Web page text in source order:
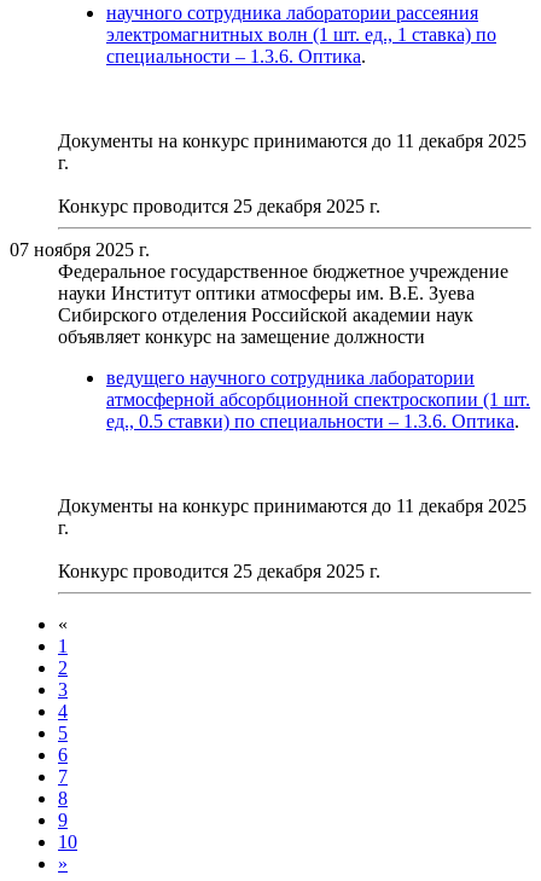
научного сотрудника лаборатории рассеяния
электромагнитных волн (1 шт. ед., 1 ставка) по
специальности – 1.3.6. Оптика.
Документы на конкурс принимаются до 11 декабря 2025
г.
Конкурс проводится 25 декабря 2025 г.
07 ноября 2025 г.
Федеральное государственное бюджетное учреждение
науки Институт оптики атмосферы им. В.Е. Зуева
Сибирского отделения Российской академии наук
объявляет конкурс на замещение должности
ведущего научного сотрудника лаборатории
атмосферной абсорбционной спектроскопии (1 шт.
ед., 0.5 ставки) по специальности – 1.3.6. Оптика.
Документы на конкурс принимаются до 11 декабря 2025
г.
Конкурс проводится 25 декабря 2025 г.
«
1
2
3
4
5
6
7
8
9
10
»